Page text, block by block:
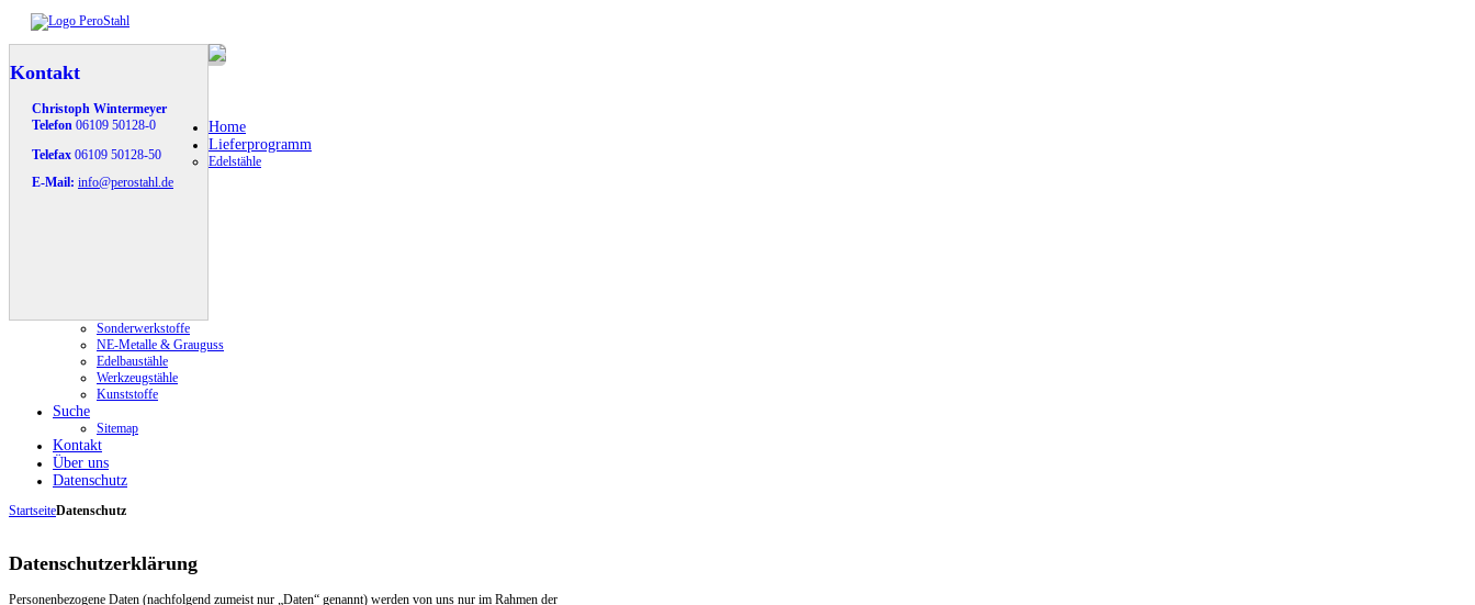
Kontakt
Christoph Wintermeyer
Telefon 06109 50128-0
Telefax 06109 50128-50
E-Mail: info@perostahl.de
Home
Lieferprogramm
Edelstähle
Sonderwerkstoffe
NE-Metalle & Grauguss
Edelbaustähle
Werkzeugstähle
Kunststoffe
Suche
Sitemap
Kontakt
Über uns
Datenschutz
StartseiteDatenschutz
Datenschutzerklärung
Personenbezogene Daten (nachfolgend zumeist nur „Daten“ genannt) werden von uns nur im Rahmen der